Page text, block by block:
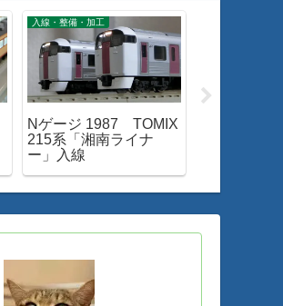
入線・整備・加工
Nゲージ 1987 TOMIX
215系「湘南ライナ
ー」入線